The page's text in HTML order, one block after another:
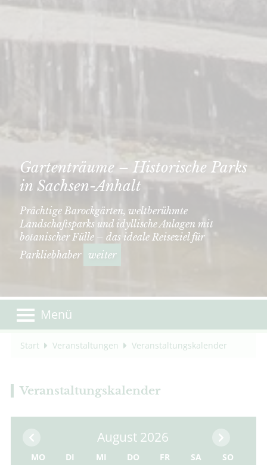
Gartenträume – Historische Parks
in Sachsen-Anhalt
Prächtige Barockgärten, weltberühmte
Landschaftsparks und idyllische Anlagen mit
botanischer Fülle – das ideale Reiseziel für
Parkliebhaber weiter
Menü
Start Veranstaltungen Veranstaltungskalender
Veranstaltungskalender
August 2026
MO DI MI DO FR SA SO